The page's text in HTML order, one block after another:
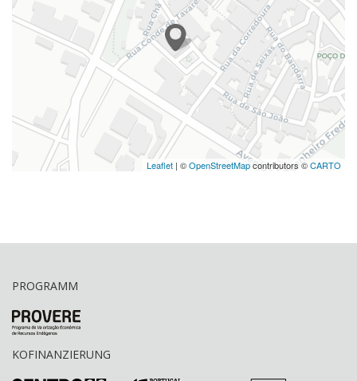
Leaflet | ©OpenStreetMapcontributors ©CARTO
PROGRAMM
KOFINANZIERUNG